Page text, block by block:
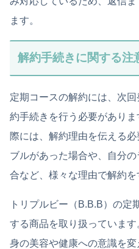
ます。
解約手続きに関する注
定期コースの解約には、次
約手続きを行う必要があり
際には、解約理由を伝える
ブルがあった場合や、自分
合など、様々な理由で解約を
トリプルビー（B.B.B）の定
する商品を取り扱っていま
身の美容や健康への意識を